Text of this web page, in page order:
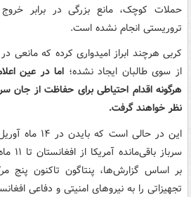
حملات کوچک، مانع بزرگی در برابر
تروریستی انجام نشده است.
کربی هرچند ابراز امیدواری کرده که مانعی
از سوی طالبان ایجاد نشده؛ اما در عین
هرگونه اقدام احتیاطی برای حفاظت از جان
نظر خواهند گرفت.
تجهیزاتی را به نیروهای امنیتی و دفاعی